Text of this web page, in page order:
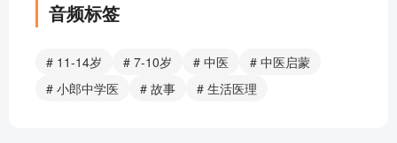
29、漏芦 画龙点睛的漏芦
28.拳参 一味拳参乃宫血清宁
跌伤妙药-童便重楼 重楼拾珍
蚤休酒治马蜂蛇虫蛰咬伤
音频标签
# 11-14岁 # 7-10岁 # 中医
# 中医启蒙
# 小郎中学医
# 故事 # 生活医理